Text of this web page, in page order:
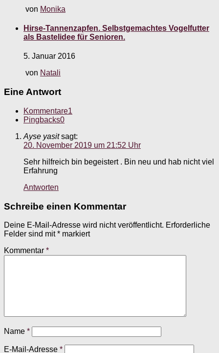
von Monika
Hirse-Tannenzapfen. Selbstgemachtes Vogelfutter
als Bastelidee für Senioren.
5. Januar 2016
von Natali
Eine Antwort
Kommentare1
Pingbacks0
Ayse yasit sagt:
20. November 2019 um 21:52 Uhr
Sehr hilfreich bin begeistert . Bin neu und hab nicht viel
Erfahrung
Antworten
Schreibe einen Kommentar
Deine E-Mail-Adresse wird nicht veröffentlicht. Erforderliche
Felder sind mit* markiert
Kommentar *
Name *
E-Mail-Adresse *